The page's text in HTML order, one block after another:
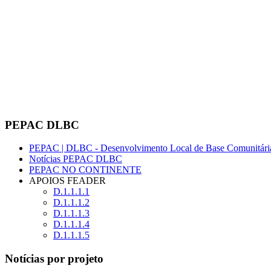
PEPAC DLBC
PEPAC | DLBC - Desenvolvimento Local de Base
Notícias PEPAC DLBC
PEPAC NO CONTINENTE
APOIOS FEADER
D.1.1.1.1
D.1.1.1.2
D.1.1.1.3
D.1.1.1.4
D.1.1.1.5
Notícias por projeto